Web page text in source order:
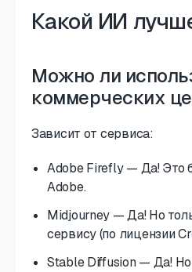
Какой ИИ
Можно ли
коммерческих
Зависит от сервиса:
Adobe Firefly — Да! Это
Adobe.
Midjourney — Да! Но
сервису (по лицензии
Stable Diffusion — Да! Но